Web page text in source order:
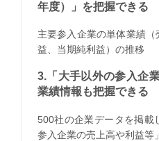
年度）」を把握できる
主要参入企業の単体業績（
益、当期純利益）の推移
3.「大手以外の参入企
業績情報も把握できる
500社の企業データを掲載
参入企業の売上高や利益等